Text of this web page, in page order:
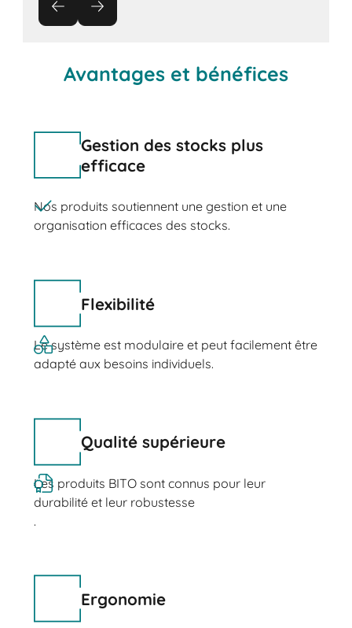
Avantages et bénéfices
Gestion des stocks plus
efficace
Nos produits soutiennent une gestion et une
organisation efficaces des stocks.
Flexibilité
Le système est modulaire et peut facilement être
adapté aux besoins individuels.
Qualité supérieure
Les produits BITO sont connus pour leur
durabilité et leur robustesse
.
Ergonomie